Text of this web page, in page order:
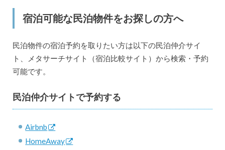
宿泊可能な民泊物件をお探しの方へ
民泊物件の宿泊予約を取りたい方は以下の民泊仲介サイ
ト、メタサーチサイト（宿泊比較サイト）から検索・予約
可能です。
民泊仲介サイトで予約する
Airbnb
HomeAway